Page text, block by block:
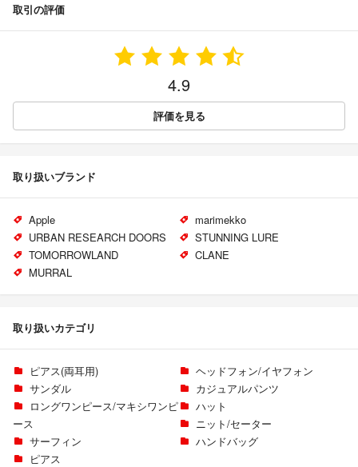
取引の評価
4.9
評価を見る
取り扱いブランド
Apple
marimekko
URBAN RESEARCH DOORS
STUNNING LURE
TOMORROWLAND
CLANE
MURRAL
取り扱いカテゴリ
ピアス(両耳用)
ヘッドフォン/イヤフォン
サンダル
カジュアルパンツ
ロングワンピース/マキシワンピ
ース
ハット
ニット/セーター
サーフィン
ハンドバッグ
ピアス